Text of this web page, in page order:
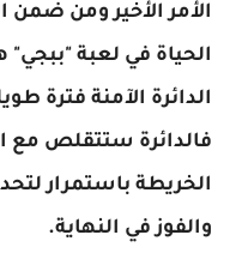
الأمر الأخير ومن
الحياة في لعبة "ببجي"
الدائرة الآمنة فترة
فالدائرة ستتقلص مع
الخريطة باستمرار
والفوز في النهاية.